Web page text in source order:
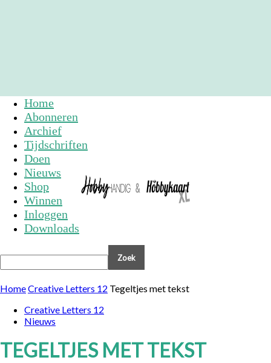
Home
Abonneren
Archief
Tijdschriften
Doen
Nieuws
Shop
Winnen
Inloggen
Downloads
HomeCreative Letters 12 Tegeltjes met tekst
Creative Letters 12
Nieuws
TEGELTJES MET TEKST